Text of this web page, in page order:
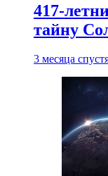
417-
тайну
3 месяца